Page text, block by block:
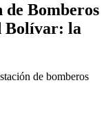
Bomberos
Bolívar: la
de bomberos